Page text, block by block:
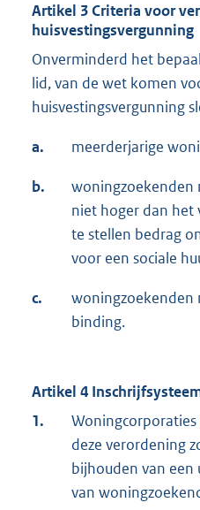
Artikel 3 Criteria voor
huisvestingsvergunning
Onverminderd het
lid, van de wet komen
huisvestingsvergunning
a. meerderjarige
b.
woningzoekenden
niet hoger dan het
te stellen bedrag
voor een sociale
c.
woningzoekenden
binding.
Artikel 4
1.
deze verordening
bijhouden van een
van